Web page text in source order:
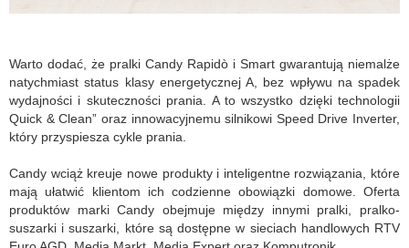
Warto dodać, że pralki Candy Rapidò i Smart gwarantują niemalże
natychmiast status klasy energetycznej A, bez wpływu na spadek
wydajności i skuteczności prania. A to wszystko dzięki technologii
Quick & Clean” oraz innowacyjnemu silnikowi Speed ​​Drive Inverter,
który przyspiesza cykle prania.
Candy wciąż kreuje nowe produkty i inteligentne rozwiązania, które
mają ułatwić klientom ich codzienne obowiązki domowe. Oferta
produktów marki Candy obejmuje między innymi pralki, pralko-
suszarki i suszarki, które są dostępne w sieciach handlowych RTV